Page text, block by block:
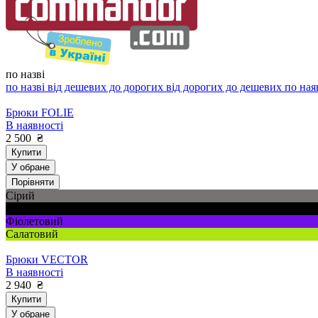
по назві
по назві від дешевих до дорогих від дорогих до дешевих по
Брюки FOLIE
В наявності
2 500 ₴
Купити
У обране
Порівняти
Сірий
Фіолетовий
Салатовий
Брюки VECTOR
В наявності
2 940 ₴
Купити
У обране